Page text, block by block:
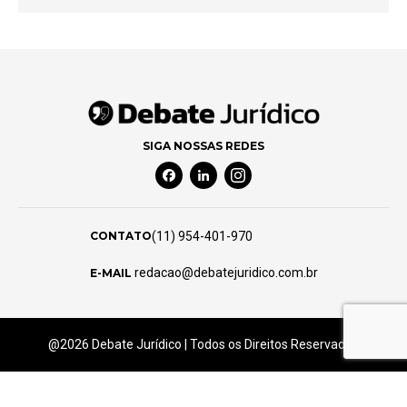
SIGA NOSSAS REDES
Facebook Social Media
Linkedin Social Media
Instagram Social Media
CONTATO(11) 954-401-970
E-MAIL redacao@debatejuridico.com.br
@2026 Debate Jurídico | Todos os Direitos Reservados